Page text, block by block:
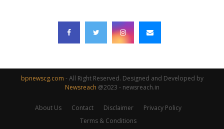
bpnewscg.com - All Right Reserved. Designed and Developed by
Newsreach @2023 - newsreach.in
About Us Contact Disclaimer
Privacy Policy
Terms & Conditions